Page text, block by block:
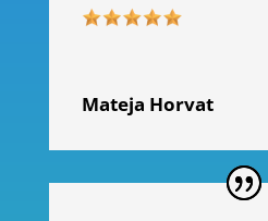
Mateja Horvat